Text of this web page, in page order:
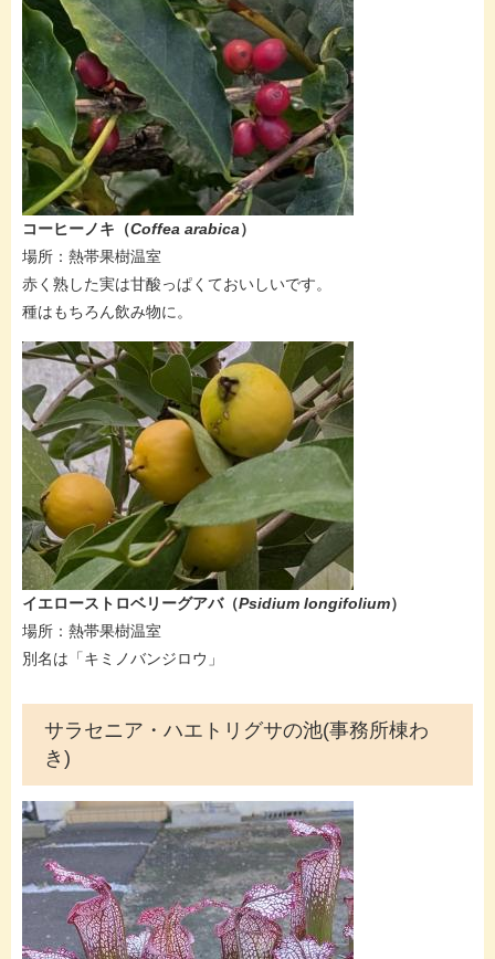
コーヒーノキ（Coffea arabica​）
場所：熱帯果樹温室
赤く熟した実は甘酸っぱくておいしいです。
種はもちろん飲み物に。
イエローストロベリーグアバ（Psidium longifolium​）
場所：熱帯果樹温室
別名は「キミノバンジロウ」
サラセニア・ハエトリグサの池(事務所棟わ
き)